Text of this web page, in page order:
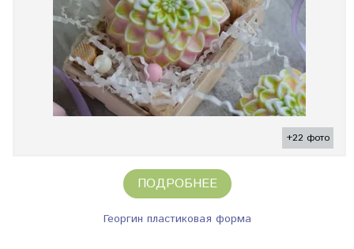
+22 фото
ПОДРОБНЕЕ
Георгин пластиковая форма